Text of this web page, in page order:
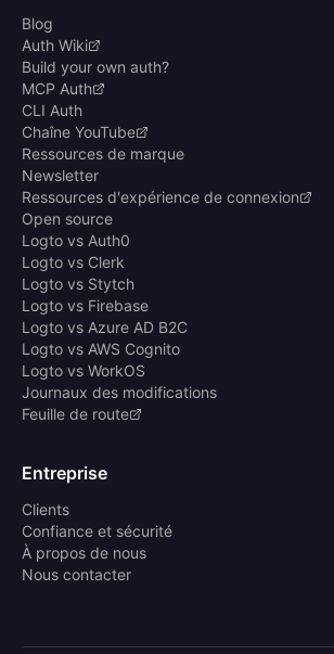
Blog
Auth Wiki
Build your own auth?
MCP Auth
CLI Auth
Chaîne YouTube
Ressources de marque
Newsletter
Ressources d'expérience de connexion
Open source
Logto vs Auth0
Logto vs Clerk
Logto vs Stytch
Logto vs Firebase
Logto vs Azure AD B2C
Logto vs AWS Cognito
Logto vs WorkOS
Journaux des modifications
Feuille de route
Entreprise
Clients
Confiance et sécurité
À propos de nous
Nous contacter